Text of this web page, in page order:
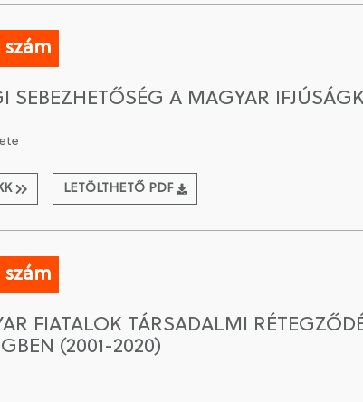
SEBEZHETŐSÉG A MAGYAR
LETÖLTHETŐ PDF
FIATALOK TÁRSADALMI
(2001-2020)